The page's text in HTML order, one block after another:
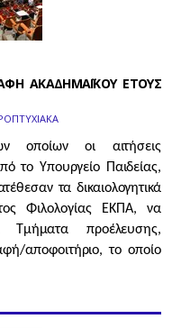
ΑΚΑΔΗΜΑΪΚΟΥ ΕΤΟΥΣ
οποίων οι αιτήσεις
το Υπουργείο Παιδείας,
τα δικαιολογητικά
Φιλολογίας ΕΚΠΑ, να
προέλευσης,
αποφοιτήριο, το οποίο